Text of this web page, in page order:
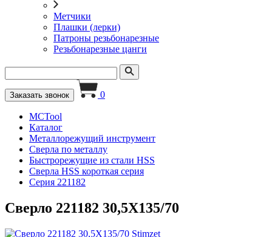
Метчики
Плашки (лерки)
Патроны резьбонарезные
Резьбонарезные цанги
Заказать звонок 0
MCTool
Каталог
Металлорежущий инструмент
Сверла по металлу
Быстрорежущие из стали HSS
Сверла HSS короткая серия
Серия 221182
Сверло 221182 30,5X135/70